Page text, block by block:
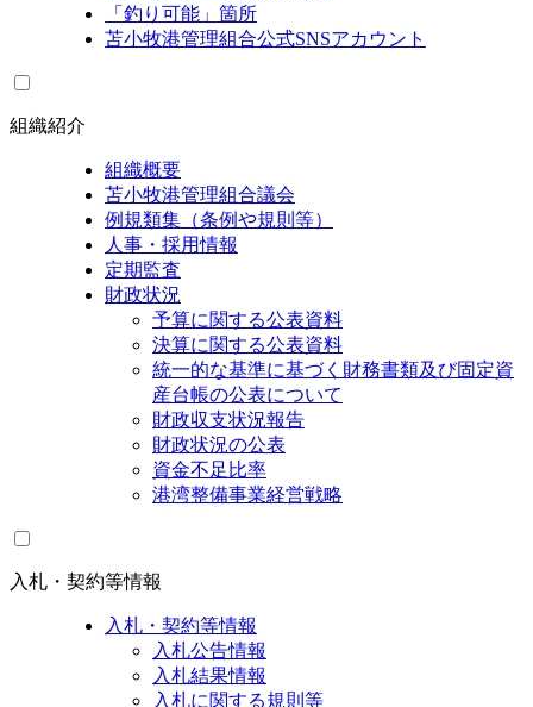
「釣り可能」箇所
苫小牧港管理組合公式SNSアカウント
組織紹介
組織概要
苫小牧港管理組合議会
例規類集（条例や規則等）
人事・採用情報
定期監査
財政状況
予算に関する公表資料
決算に関する公表資料
統一的な基準に基づく財務書類及び固定資
産台帳の公表について
財政収支状況報告
財政状況の公表
資金不足比率
港湾整備事業経営戦略
入札・契約等情報
入札・契約等情報
入札公告情報
入札結果情報
入札に関する規則等